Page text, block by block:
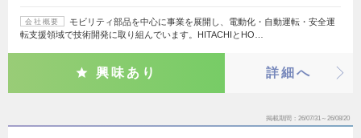
会社概要
モビリティ部品を中心に事業を展開し、電動化・自動運転・安全運
転支援領域で技術開発に取り組んでいます。HITACHIとHO…
興味あり 詳細へ
掲載期間 26/07/31～26/08/20